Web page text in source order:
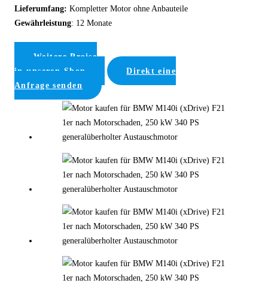
Lieferumfang: Kompletter Motor ohne Anbauteile
Gewährleistung: 12 Monate
Weitere Preise
in unseren Shop
Direkt eine
Anfrage senden